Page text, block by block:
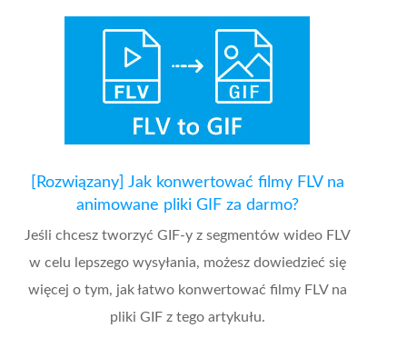
[Rozwiązany] Jak konwertować filmy FLV na
animowane pliki GIF za darmo?
Jeśli chcesz tworzyć GIF-y z segmentów wideo FLV
w celu lepszego wysyłania, możesz dowiedzieć się
więcej o tym, jak łatwo konwertować filmy FLV na
pliki GIF z tego artykułu.